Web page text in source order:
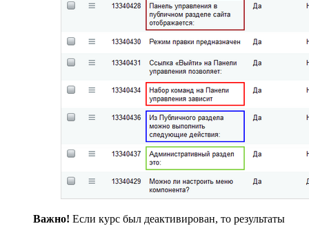
Важно! Если курс был деактивирован, то результаты